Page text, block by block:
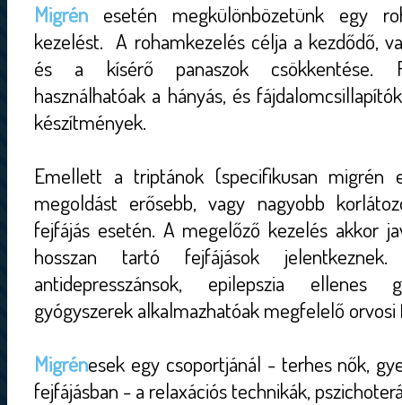
Migrén esetén megkülönbözetünk egy
kezelést. A rohamkezelés célja a kezdődő,
és a kísérő panaszok csökkentése.
használhatóak a hányás, és
készítmények.
Emellett a triptánok (specifikusan migrén
megoldást erősebb, vagy nagyobb
fejfájás esetén. A megelőző kezelés akkor
hosszan tartó fejfájások jelentkeznek.
antidepresszánsok, epilepszia ellenes
gyógyszerek alkalmazhatóak megfelelő
Migrénesek egy csoportjánál - terhes nők,
fejfájásban - a relaxációs technikák,